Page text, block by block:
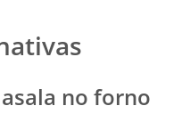
no forno